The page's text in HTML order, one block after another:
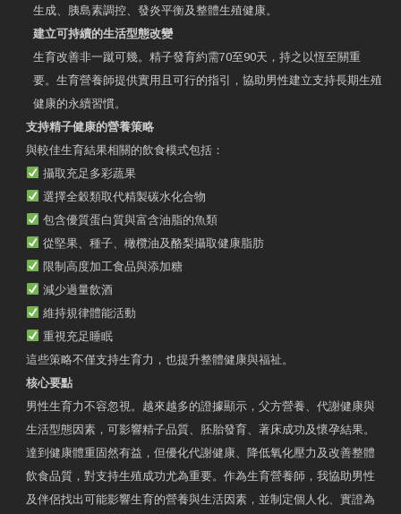
生成、胰島素調控、發炎平衡及整體生殖健康。
建立可持續的生活型態改變
生育改善非一蹴可幾。精子發育約需70至90天，持之以恆至關重
要。生育營養師提供實用且可行的指引，協助男性建立支持長期生殖
健康的永續習慣。
支持精子健康的營養策略
與較佳生育結果相關的飲食模式包括：
攝取充足多彩蔬果
選擇全穀類取代精製碳水化合物
包含優質蛋白質與富含油脂的魚類
從堅果、種子、橄欖油及酪梨攝取健康脂肪
限制高度加工食品與添加糖
減少過量飲酒
維持規律體能活動
重視充足睡眠
這些策略不僅支持生育力，也提升整體健康與福祉。
核心要點
男性生育力不容忽視。越來越多的證據顯示，父方營養、代謝健康與
生活型態因素，可影響精子品質、胚胎發育、著床成功及懷孕結果。
達到健康體重固然有益，但優化代謝健康、降低氧化壓力及改善整體
飲食品質，對支持生殖成功尤為重要。作為生育營養師，我協助男性
及伴侶找出可能影響生育的營養與生活因素，並制定個人化、實證為